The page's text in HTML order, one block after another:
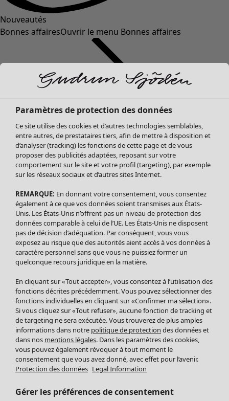
Nouveautés
Bonnes affairesOuvrir le menu Bonnes affaires
Soldes Vêtements
Tous les vêtements
Robes
Tuniques
Blouses
Tops
Gilets
Pantalon
Jupes
Leggings et collants
Accessoires
Chaussures
Vêtements de bain
Basics
Soldes Mobilier
Bonnes affaires déco
Décoration
Textiles
Tapis
Éponge
Paramètres de protection des données
Ce site utilise des cookies et d’autres technologies semblables,
entre autres, de prestataires tiers, afin de mettre à disposition et
d’analyser (tracking) les fonctions de cette page et de vous
proposer des publicités adaptées, reposant sur votre
comportement sur le site et votre profil (targeting), par exemple
sur les réseaux sociaux et d’autres sites Internet.
REMARQUE: En donnant votre consentement, vous consentez
également à ce que vos données soient transmises aux États-
Unis. Les États-Unis n’offrent pas un niveau de protection des
données comparable à celui de l’UE. Les États-Unis ne disposent
pas de décision d’adéquation. Par conséquent, vous vous
exposez au risque que des autorités aient accès à vos données à
caractère personnel sans que vous ne puissiez former un
quelconque recours juridique en la matière.
En cliquant sur «Tout accepter», vous consentez à l’utilisation des
fonctions décrites précédemment. Vous pouvez sélectionner des
fonctions individuelles en cliquant sur «Confirmer ma sélection».
Si vous cliquez sur «Tout refuser», aucune fonction de tracking et
de targeting ne sera exécutée. Vous trouverez de plus amples
informations dans notre politique de protection des données et
dans nos mentions légales. Dans les paramètres des cookies,
vous pouvez également révoquer à tout moment le
consentement que vous avez donné, avec effet pour l’avenir.
Protection des données Legal Information
Gérer les préférences de consentement